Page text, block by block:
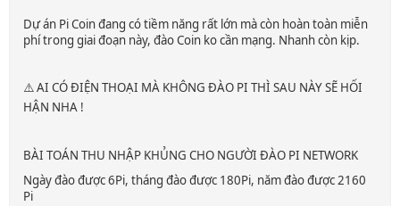
Dự án Pi Coin đang có tiềm năng rất lớn mà còn hoàn toàn miễn
phí trong giai đoạn này, đào Coin ko cần mạng. Nhanh còn kịp.
⚠️ AI CÓ ĐIỆN THOẠI MÀ KHÔNG ĐÀO PI THÌ SAU NÀY SẼ HỐI
HẬN NHA !
BÀI TOÁN THU NHẬP KHỦNG CHO NGƯỜI ĐÀO PI NETWORK
Ngày đào được 6Pi, tháng đào được 180Pi, năm đào được 2160
Pi